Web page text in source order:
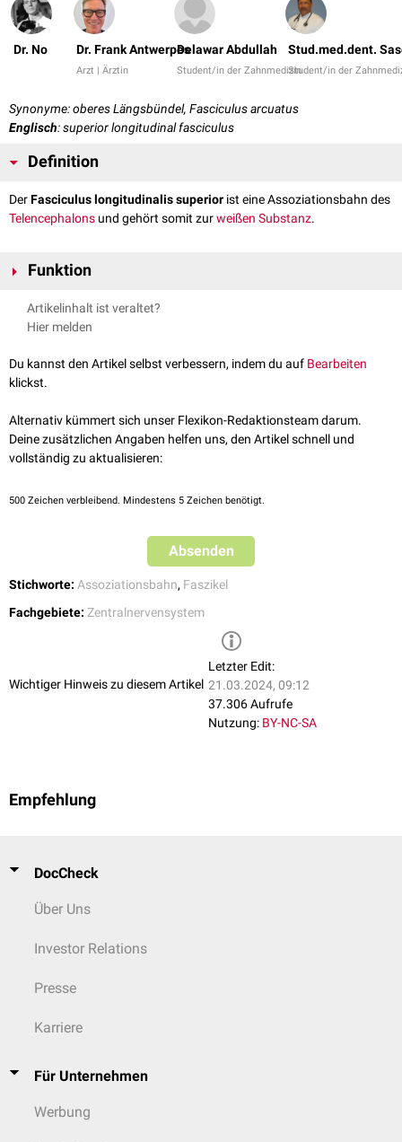
Dr. No Dr. Frank Antwerpes
Arzt | Ärztin
Delawar Abdullah
Student/in der Zahnmedizin
Stud.med.dent.
Student/in der
Synonyme: oberes Längsbündel, Fasciculus arcuatus
Englisch: superior longitudinal fasciculus
Definition
DerFasciculus longitudinalis superior ist eine Assoziationsbahn des
Telencephalons und gehört somit zurweißen Substanz.
Funktion
Assoziationsbahnen
bleiben intrahemisphärisch, also innerhalb einer
. Der Fasciculus longitudinalis superior liegt in der
Lobus frontalis ) mit Teilen des Schläfenlappens ( Lobus temporalis
des Okzipitallappens (
). Er dient als Verbindung
Sprachzentrum (
Broca-Zentrum ).
Artikelinhalt ist veraltet?
Hier melden
Du kannst den Artikel selbst verbessern, indem du auf Bearbeiten
klickst.
Alternativ kümmert sich unser Flexikon-Redaktionsteam darum.
Deine zusätzlichen Angaben helfen uns, den Artikel schnell und
vollständig zu aktualisieren:
500 Zeichen verbleibend. Mindestens 5 Zeichen benötigt.
Absenden
Stichworte: Assoziationsbahn, Faszikel
Fachgebiete: Zentralnervensystem
Wichtiger Hinweis zu diesem Artikel
Letzter Edit:
21.03.2024, 09:12
37.306 Aufrufe
Nutzung: BY-NC-SA
Empfehlung
DocCheck
Über Uns
Investor Relations
Presse
Karriere
Für Unternehmen
Werbung